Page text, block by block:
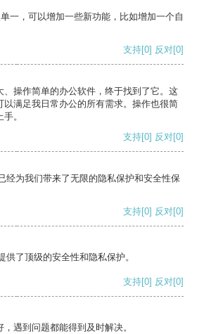
一，可以增加一些新功能，比如增加一个自
支持[0] 反对[0]
、操作简单的办公软件，终于找到了它。这
以满足我日常办公的所有需求。操作也很简
。
支持[0] 反对[0]
经为我们带来了无限的隐私保护和安全性保
支持[0] 反对[0]
了顶级的安全性和隐私保护。
支持[0] 反对[0]
遇到问题都能得到及时解决。